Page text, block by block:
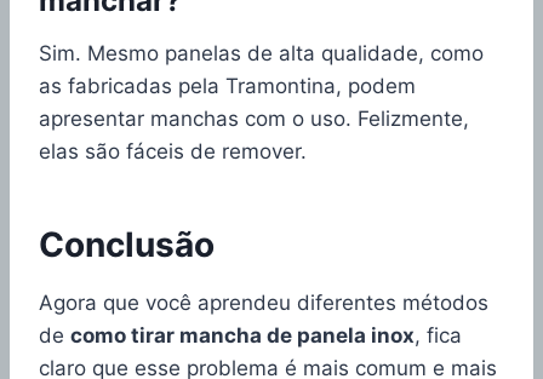
Sim. Mesmo panelas de alta qualidade, como
as fabricadas pela Tramontina, podem
apresentar manchas com o uso. Felizmente,
elas são fáceis de remover.
Conclusão
Agora que você aprendeu diferentes métodos
de como tirar mancha de panela inox, fica
claro que esse problema é mais comum e mais